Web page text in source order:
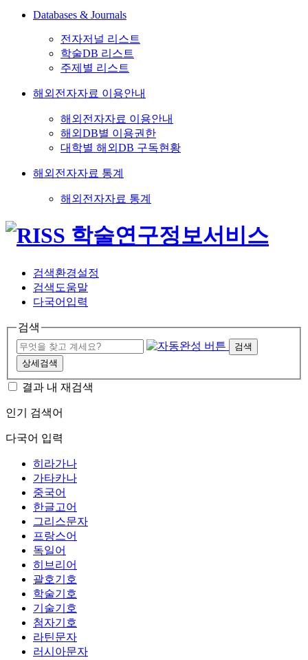
Databases & Journals
전자저널 리스트
학술DB 리스트
주제별 리스트
해외전자자료 이용안내
해외전자자료 이용안내
해외DB별 이용권한
대학별 해외DB 구독현황
해외전자자료 통계
해외전자자료 통계
검색환경설정
검색도움말
다국어입력
검색
검색
상세검색
결과 내 재검색
인기 검색어
다국어 입력
히라가나
가타카나
중국어
한글고어
그리스문자
프랑스어
독일어
히브리어
괄호기호
학술기호
기술기호
첨자기호
라틴문자
러시아문자